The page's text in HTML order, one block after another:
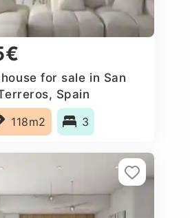
for sale in San
Spain
118m2 3